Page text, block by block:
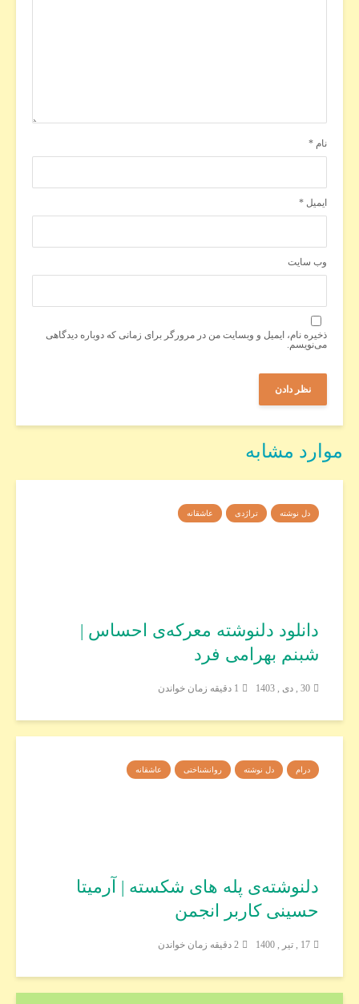
نام *
ایمیل *
وب‌ سایت
ذخیره نام، ایمیل و وبسایت من در مرورگر برای زمانی که دوباره دیدگاهی
می‌نویسم.
موارد مشابه
دل نوشته تراژدی عاشقانه
دانلود دلنوشته معرکه‌ی احساس |
شبنم بهرامی فرد
30 , دی , 1403 1 دقیقه زمان خواندن
درام دل نوشته روانشناختی عاشقانه
دلنوشته‌ی پله های شکسته | آرمیتا
حسینی کاربر انجمن
17 , تیر , 1400 2 دقیقه زمان خواندن